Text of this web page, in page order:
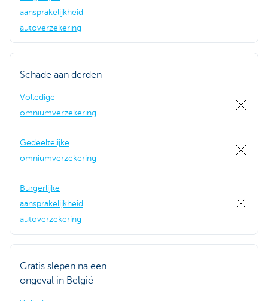
aansprakelijkheid
autoverzekering
Schade aan derden
Volledige
omniumverzekering
Gedeeltelijke
omniumverzekering
Burgerlijke
aansprakelijkheid
autoverzekering
Gratis slepen na een
ongeval in België